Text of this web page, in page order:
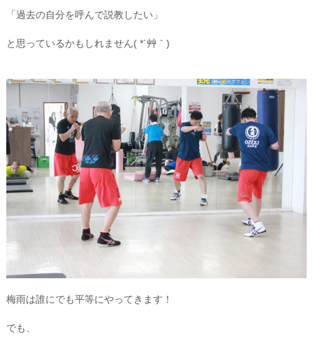
「過去の自分を呼んで説教したい」
と思っているかもしれません( *´艸｀)
梅雨は誰にでも平等にやってきます！
でも、